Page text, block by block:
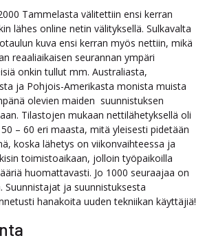
Tammelasta välitettiin ensi kerran
lähes online netin välityksellä. Sulkavalta
kuva ensi kerran myös nettiin, mikä
reaaliaikaisen seurannan ympäri
onkin tullut mm. Australiasta,
ja Pohjois-Amerikasta monista muista
olevien maiden suunnistuksen
Tilastojen mukaan nettilähetyksellä oli
– 60 eri maasta, mitä yleisesti pidetään
koska lähetys on viikonvaihteessa ja
toimistoaikaan, jolloin työpaikoilla
huomattavasti. Jo 1000 seuraajaa on
Suunnistajat ja suunnistuksesta
hanakoita uuden tekniikan käyttäjiä!